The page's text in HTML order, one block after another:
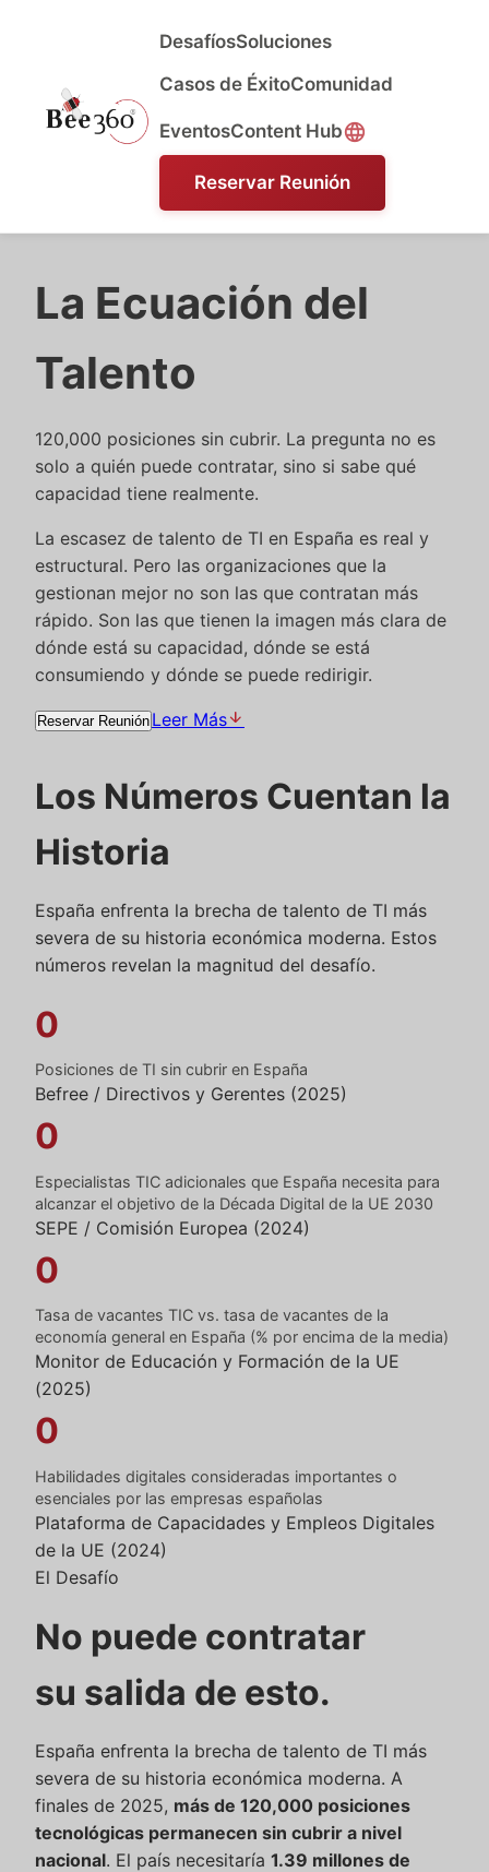
DesafíosSoluciones
Casos de ÉxitoComunidad
EventosContent Hub
Reservar Reunión
La Ecuación del
Talento
120,000 posiciones sin cubrir. La pregunta no es
solo a quién puede contratar, sino si sabe qué
capacidad tiene realmente.
La escasez de talento de TI en España es real y
estructural. Pero las organizaciones que la
gestionan mejor no son las que contratan más
rápido. Son las que tienen la imagen más clara de
dónde está su capacidad, dónde se está
consumiendo y dónde se puede redirigir.
Reservar Reunión Leer Másarrow_downward
Los Números Cuentan la
Historia
España enfrenta la brecha de talento de TI más
severa de su historia económica moderna. Estos
números revelan la magnitud del desafío.
0
Posiciones de TI sin cubrir en España
Befree / Directivos y Gerentes (2025)
0
Especialistas TIC adicionales que España necesita para
alcanzar el objetivo de la Década Digital de la UE 2030
SEPE / Comisión Europea (2024)
0
Tasa de vacantes TIC vs. tasa de vacantes de la
economía general en España (% por encima de la media)
Monitor de Educación y Formación de la UE
(2025)
0
Habilidades digitales consideradas importantes o
esenciales por las empresas españolas
Plataforma de Capacidades y Empleos Digitales
de la UE (2024)
El Desafío
No puede contratar
su salida de esto.
España enfrenta la brecha de talento de TI más
severa de su historia económica moderna. A
finales de 2025, más de 120,000 posiciones
tecnológicas permanecen sin cubrir a nivel
nacional. El país necesitaría 1.39 millones de